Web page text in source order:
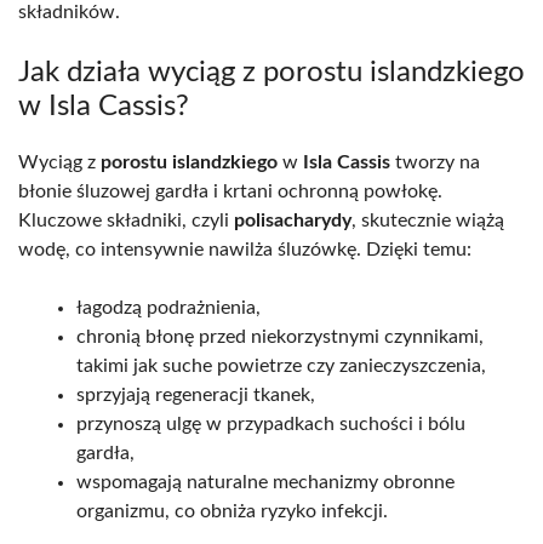
składników.
Jak działa wyciąg z porostu islandzkiego
w Isla Cassis?
Wyciąg z porostu islandzkiego w Isla Cassis tworzy na
błonie śluzowej gardła i krtani ochronną powłokę.
Kluczowe składniki, czyli polisacharydy, skutecznie wiążą
wodę, co intensywnie nawilża śluzówkę. Dzięki temu:
łagodzą podrażnienia,
chronią błonę przed niekorzystnymi czynnikami,
takimi jak suche powietrze czy zanieczyszczenia,
sprzyjają regeneracji tkanek,
przynoszą ulgę w przypadkach suchości i bólu
gardła,
wspomagają naturalne mechanizmy obronne
organizmu, co obniża ryzyko infekcji.